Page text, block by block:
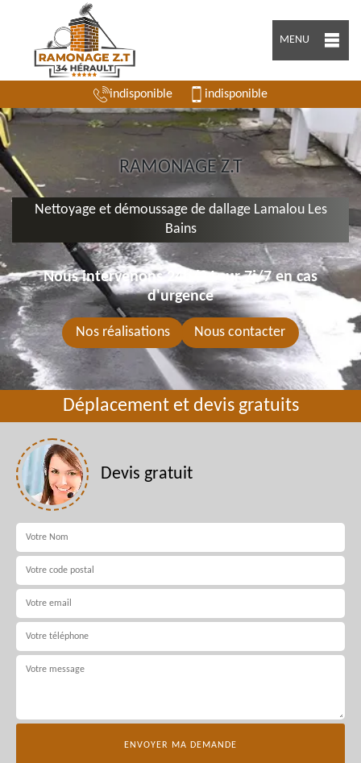
MENU
indisponible indisponible
RAMONAGE Z.T
Nettoyage et démoussage de dallage Lamalou Les
Bains
Nous intervenons 24h/24 sur 7j/7 en cas
d'urgence
Nos réalisations Nous contacter
Déplacement et devis gratuits
Devis gratuit